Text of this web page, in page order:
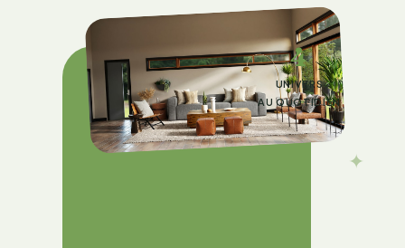
✦
4
UNIVERS
AU QUOTIDIEN